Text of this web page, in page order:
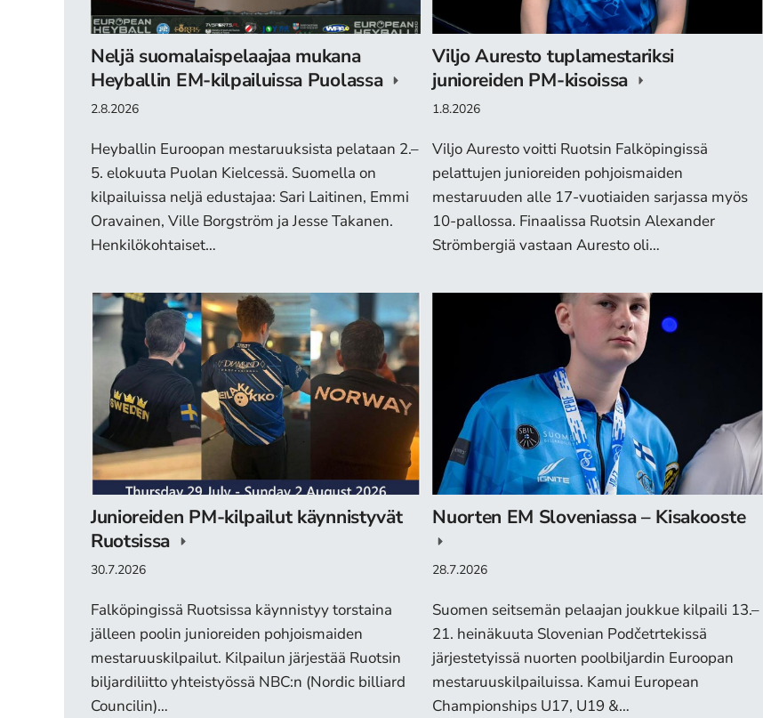
Neljä suomalaispelaajaa mukana
Heyballin EM-kilpailuissa Puolassa
2.8.2026
Heyballin Euroopan mestaruuksista pelataan 2.–
5. elokuuta Puolan Kielcessä. Suomella on
kilpailuissa neljä edustajaa: Sari Laitinen, Emmi
Oravainen, Ville Borgström ja Jesse Takanen.
Henkilökohtaiset…
Viljo Auresto tuplamestariksi
junioreiden PM-kisoissa
1.8.2026
Viljo Auresto voitti Ruotsin Falköpingissä
pelattujen junioreiden pohjoismaiden
mestaruuden alle 17-vuotiaiden sarjassa myös
10-pallossa. Finaalissa Ruotsin Alexander
Strömbergiä vastaan Auresto oli…
Junioreiden PM-kilpailut käynnistyvät
Ruotsissa
30.7.2026
Falköpingissä Ruotsissa käynnistyy torstaina
jälleen poolin junioreiden pohjoismaiden
mestaruuskilpailut. Kilpailun järjestää Ruotsin
biljardiliitto yhteistyössä NBC:n (Nordic billiard
Councilin)…
Nuorten EM Sloveniassa – Kisakooste
28.7.2026
Suomen seitsemän pelaajan joukkue kilpaili 13.–
21. heinäkuuta Slovenian Podčetrtekissä
järjestetyissä nuorten poolbiljardin Euroopan
mestaruuskilpailuissa. Kamui European
Championships U17, U19 &…